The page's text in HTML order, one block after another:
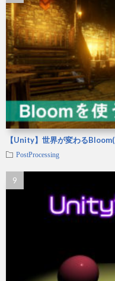
【Unity】世界が変わる
PostProcessing